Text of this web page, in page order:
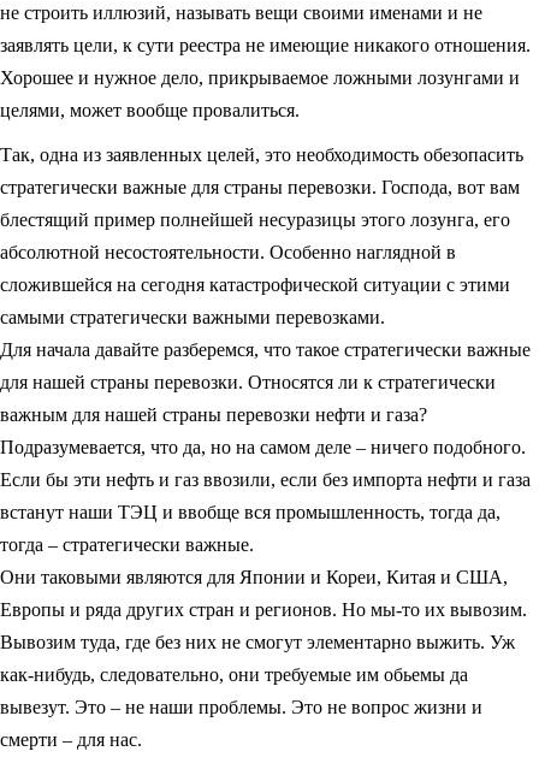
не строить иллюзий, называть вещи своими именами и не
заявлять цели, к сути реестра не имеющие никакого отношения.
Хорошее и нужное дело, прикрываемое ложными лозунгами и
целями, может вообще провалиться.
Так, одна из заявленных целей, это необходимость обезопасить
стратегически важные для страны перевозки. Господа, вот вам
блестящий пример полнейшей несуразицы этого лозунга, его
абсолютной несостоятельности. Особенно наглядной в
сложившейся на сегодня катастрофической ситуации с этими
самыми стратегически важными перевозками.
Для начала давайте разберемся, что такое стратегически важные
для нашей страны перевозки. Относятся ли к стратегически
важным для нашей страны перевозки нефти и газа?
Подразумевается, что да, но на самом деле – ничего подобного.
Если бы эти нефть и газ ввозили, если без импорта нефти и газа
встанут наши ТЭЦ и ввобще вся промышленность, тогда да,
тогда – стратегически важные.
Они таковыми являются для Японии и Кореи, Китая и США,
Европы и ряда других стран и регионов. Но мы-то их вывозим.
Вывозим туда, где без них не смогут элементарно выжить. Уж
как-нибудь, следовательно, они требуемые им обьемы да
вывезут. Это – не наши проблемы. Это не вопрос жизни и
смерти – для нас.